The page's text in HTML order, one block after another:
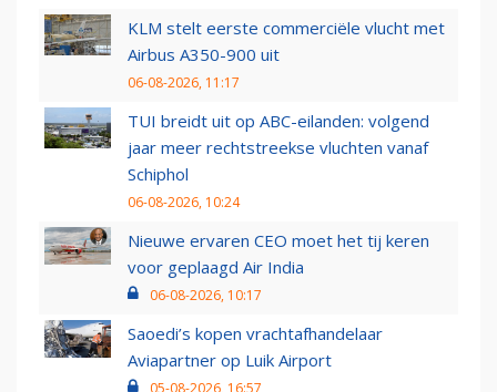
KLM stelt eerste commerciële vlucht met
Airbus A350-900 uit
06-08-2026, 11:17
TUI breidt uit op ABC-eilanden: volgend
jaar meer rechtstreekse vluchten vanaf
Schiphol
06-08-2026, 10:24
Nieuwe ervaren CEO moet het tij keren
voor geplaagd Air India
06-08-2026, 10:17
Saoedi’s kopen vrachtafhandelaar
Aviapartner op Luik Airport
05-08-2026, 16:57